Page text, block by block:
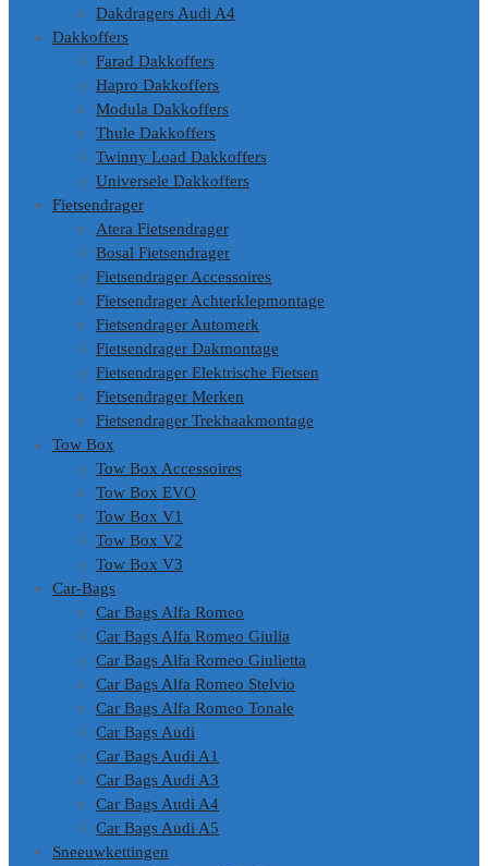
Dakdragers Audi A4
Dakkoffers
Farad Dakkoffers
Hapro Dakkoffers
Modula Dakkoffers
Thule Dakkoffers
Twinny Load Dakkoffers
Universele Dakkoffers
Fietsendrager
Atera Fietsendrager
Bosal Fietsendrager
Fietsendrager Accessoires
Fietsendrager Achterklepmontage
Fietsendrager Automerk
Fietsendrager Dakmontage
Fietsendrager Elektrische Fietsen
Fietsendrager Merken
Fietsendrager Trekhaakmontage
Tow Box
Tow Box Accessoires
Tow Box EVO
Tow Box V1
Tow Box V2
Tow Box V3
Car-Bags
Car Bags Alfa Romeo
Car Bags Alfa Romeo Giulia
Car Bags Alfa Romeo Giulietta
Car Bags Alfa Romeo Stelvio
Car Bags Alfa Romeo Tonale
Car Bags Audi
Car Bags Audi A1
Car Bags Audi A3
Car Bags Audi A4
Car Bags Audi A5
Sneeuwkettingen